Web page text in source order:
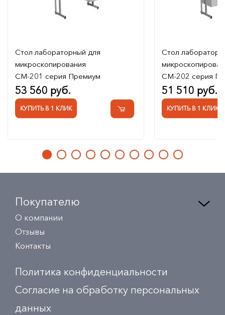
Стол лабораторный для
микроскопирования
СМ-201 серия Премиум
53 560 руб.
КУПИТЬ В 1 КЛИК
Стол
СМ-202 серия
51 510 руб.
КУПИТЬ В 1 КЛИК
Покупателю
О компании
Отзывы
Контакты
Политика конфиденциальности
Согласие на обработку персональных
данных